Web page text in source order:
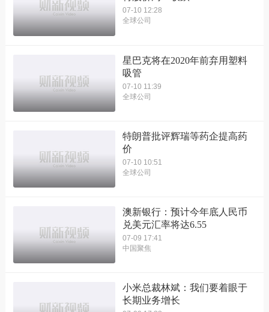
07-10 12:28
全球公司
星巴克将在2020年前弃用塑料
吸管
07-10 11:39
全球公司
特朗普批评辉瑞等药企提高药
价
07-10 10:51
全球公司
澳新银行：预计今年底人民币
兑美元汇率将达6.55
07-09 17:41
中国聚焦
小米总裁林斌：我们要着眼于
长期业务增长